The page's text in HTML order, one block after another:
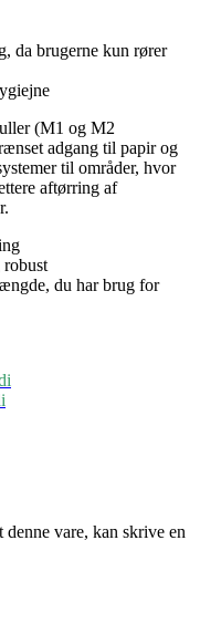
da brugerne kun rører
(M1 og M2
adgang til papir og
til områder, hvor
aftørring af
du har brug for
vare, kan skrive en